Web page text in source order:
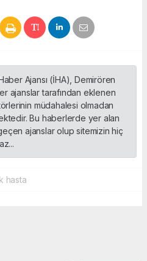
Ajansı (İHA), Demirören
ajanslar tarafından eklenen
müdahalesi olmadan
Bu haberlerde yer alan
ajanslar olup sitemizin hiç
hasta